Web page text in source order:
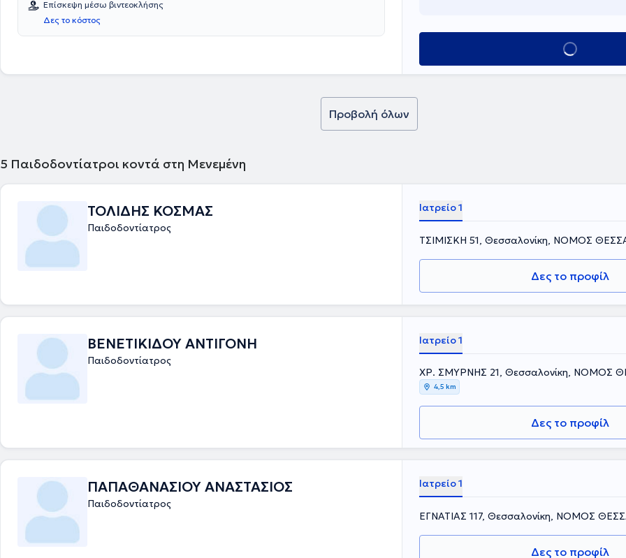
ιατρείου είναι πλήρως εξοπλισμένος, ενώ είναι καθαρός και φιλόξενος τόσο για τους
μεγάλους, όσο και για τους μικρούς ασθενείς.
Επίσκεψη μέσω βιντεοκλήσης
Δες το κόστος
Κλείσε ραντεβού
Προβολή όλων
5 Παιδοδοντίατροι κοντά στη Μενεμένη
ΤΟΛΙΔΗΣ ΚΟΣΜΑΣ
Παιδοδοντίατρος
Ιατρείο 1
ΤΣΙΜΙΣΚΗ 51, Θεσσαλονίκη, ΝΟΜΟΣ
Δες το προφίλ
ΒΕΝΕΤΙΚΙΔΟΥ ΑΝΤΙΓΟΝΗ
Παιδοδοντίατρος
Ιατρείο 1
ΧΡ. ΣΜΥΡΝΗΣ 21, Θεσσαλονίκη, ΝΟΜΟΣ
4,5 km
Δες το προφίλ
ΠΑΠΑΘΑΝΑΣΙΟΥ ΑΝΑΣΤΑΣΙΟΣ
Παιδοδοντίατρος
Ιατρείο 1
ΕΓΝΑΤΙΑΣ 117, Θεσσαλονίκη, ΝΟΜΟΣ
Δες το προφίλ